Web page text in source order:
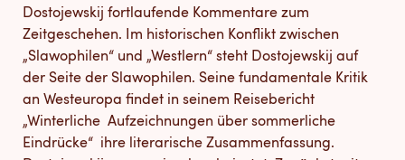
Dostojewskij fortlaufende Kommentare zum
Zeitgeschehen. Im historischen Konflikt zwischen
„Slawophilen“ und „Westlern“ steht Dostojewskij auf
der Seite der Slawophilen. Seine fundamentale Kritik
an Westeuropa findet in seinem Reisebericht
„Winterliche Aufzeichnungen über sommerliche
Eindrücke“ ihre literarische Zusammenfassung.